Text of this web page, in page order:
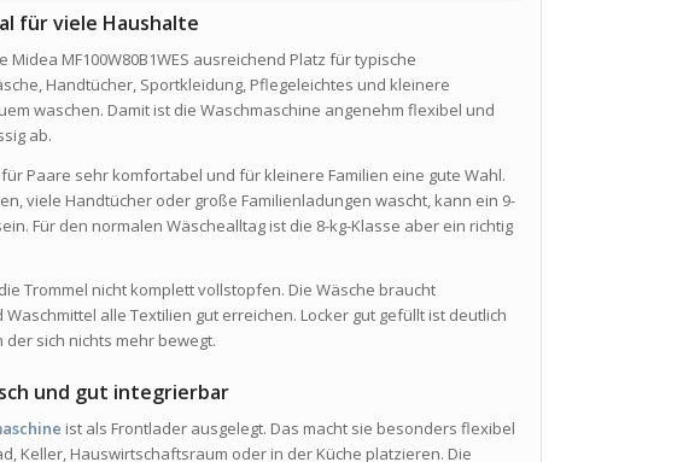
für viele Haushalte
Midea MF100W80B1WES ausreichend Platz für typische
Handtücher, Sportkleidung, Pflegeleichtes und kleinere
waschen. Damit ist die Waschmaschine angenehm flexibel und
ab.
Paare sehr komfortabel und für kleinere Familien eine gute Wahl.
viele Handtücher oder große Familienladungen wascht, kann ein 9-
Für den normalen Wäschealltag ist die 8-kg-Klasse aber ein richtig
Trommel nicht komplett vollstopfen. Die Wäsche braucht
alle Textilien gut erreichen. Locker gut gefüllt ist deutlich
sich nichts mehr bewegt.
und gut integrierbar
ist als Frontlader ausgelegt. Das macht sie besonders flexibel
Keller, Hauswirtschaftsraum oder in der Küche platzieren. Die